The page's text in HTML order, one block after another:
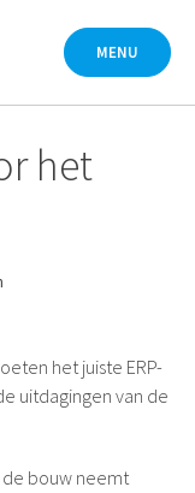
MENU
het
het juiste ERP-
uitdagingen van de
de bouw neemt